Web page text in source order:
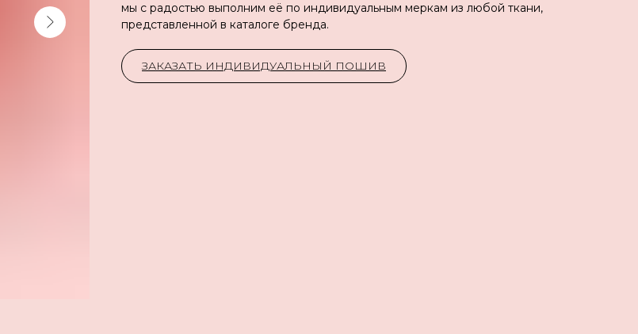
мы с радостью выполним её по индивидуальным меркам из любой ткани,
представленной в каталоге бренда.
ЗАКАЗАТЬ ИНДИВИДУАЛЬНЫЙ ПОШИВ